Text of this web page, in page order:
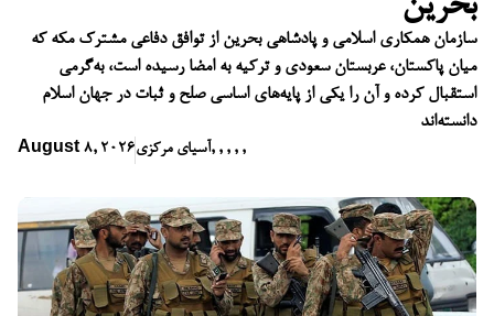
سازمان همکاری اسلامی و پادشاهی بحرین از توافق دفاعی مشترک مکه که
میان پاکستان، عربستان سعودی و ترکیه به امضا رسیده است، به‌گرمی
استقبال کرده و آن را یکی از پایه‌های اساسی صلح و ثبات در جهان اسلام
دانسته‌اند
August 8, 2026آسیای مرکزی, , , , ,